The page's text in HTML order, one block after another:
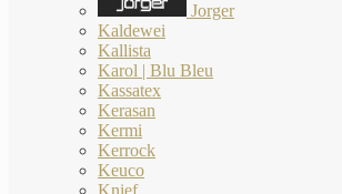
Jorger
Kaldewei
Kallista
Karol | Blu Bleu
Kassatex
Kerasan
Kermi
Kerrock
Keuco